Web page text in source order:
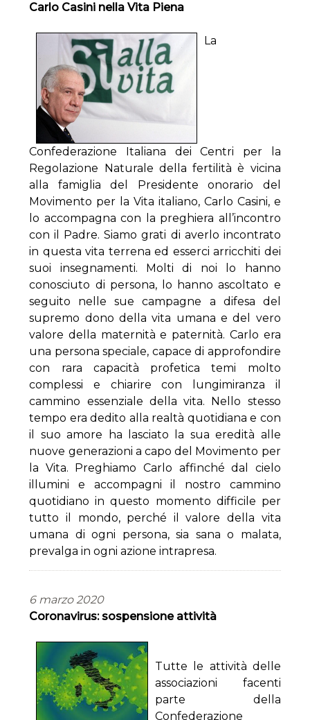
Carlo Casini nella Vita Piena
La
Confederazione Italiana dei Centri per la
Regolazione Naturale della fertilità è vicina
alla famiglia del Presidente onorario del
Movimento per la Vita italiano, Carlo Casini, e
lo accompagna con la preghiera all’incontro
con il Padre. Siamo grati di averlo incontrato
in questa vita terrena ed esserci arricchiti dei
suoi insegnamenti. Molti di noi lo hanno
conosciuto di persona, lo hanno ascoltato e
seguito nelle sue campagne a difesa del
supremo dono della vita umana e del vero
valore della maternità e paternità. Carlo era
una persona speciale, capace di approfondire
con rara capacità profetica temi molto
complessi e chiarire con lungimiranza il
cammino essenziale della vita. Nello stesso
tempo era dedito alla realtà quotidiana e con
il suo amore ha lasciato la sua eredità alle
nuove generazioni a capo del Movimento per
la Vita. Preghiamo Carlo affinché dal cielo
illumini e accompagni il nostro cammino
quotidiano in questo momento difficile per
tutto il mondo, perché il valore della vita
umana di ogni persona, sia sana o malata,
prevalga in ogni azione intrapresa.
6 marzo 2020
Coronavirus: sospensione attività
Tutte le attività delle
associazioni facenti
parte della
Confederazione